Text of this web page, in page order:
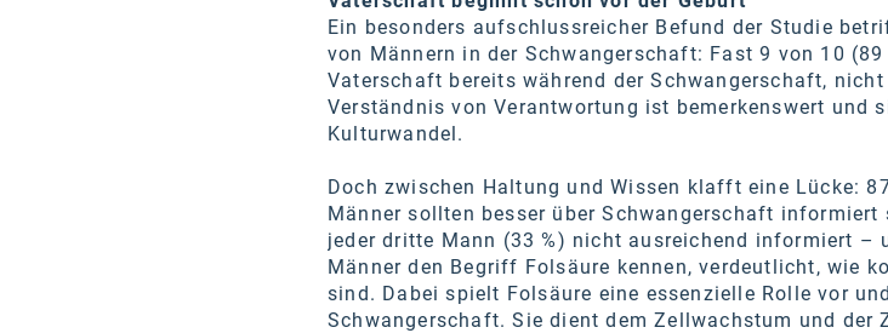
Ein besonders aufschlussreicher Befund der Studie
von Männern in der Schwangerschaft: Fast 9 von 10
Vaterschaft bereits während der Schwangerschaft,
Verständnis von Verantwortung ist bemerkenswert und
Kulturwandel.
Doch zwischen Haltung und Wissen klafft eine Lücke:
Männer sollten besser über Schwangerschaft
jeder dritte Mann (33 %) nicht ausreichend informiert –
Männer den Begriff Folsäure kennen, verdeutlicht, wie
sind. Dabei spielt Folsäure eine essenzielle Rolle vor
Schwangerschaft. Sie dient dem Zellwachstum und der